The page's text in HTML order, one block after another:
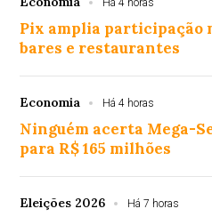
Pix amplia participação
bares e restaurantes
Economia Há 4 horas
Ninguém acerta Mega-
para R$ 165 milhões
Eleições 2026 Há 7 horas